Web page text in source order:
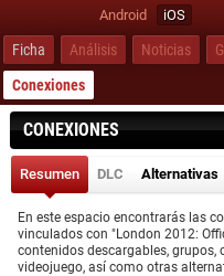
Android iOS
Ficha Análisis Noticias
Conexiones
CONEXIONES
Resumen DLC Alternativas
En este espacio encontrarás las
vinculados con "London 2012:
contenidos descargables, grupos,
videojuego, así como otras